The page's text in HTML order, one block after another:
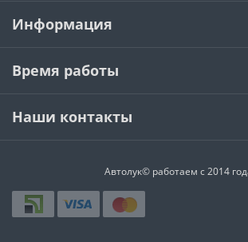
Информация
Время работы
Наши контакты
Автолук© работаем с 2014